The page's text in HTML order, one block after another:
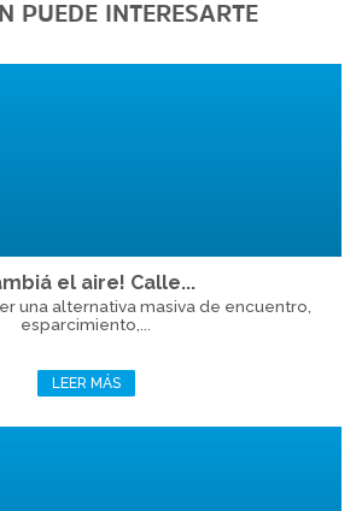
PUEDE INTERESARTE
el aire! Calle...
una alternativa masiva de encuentro,
esparcimiento,...
LEER MÁS